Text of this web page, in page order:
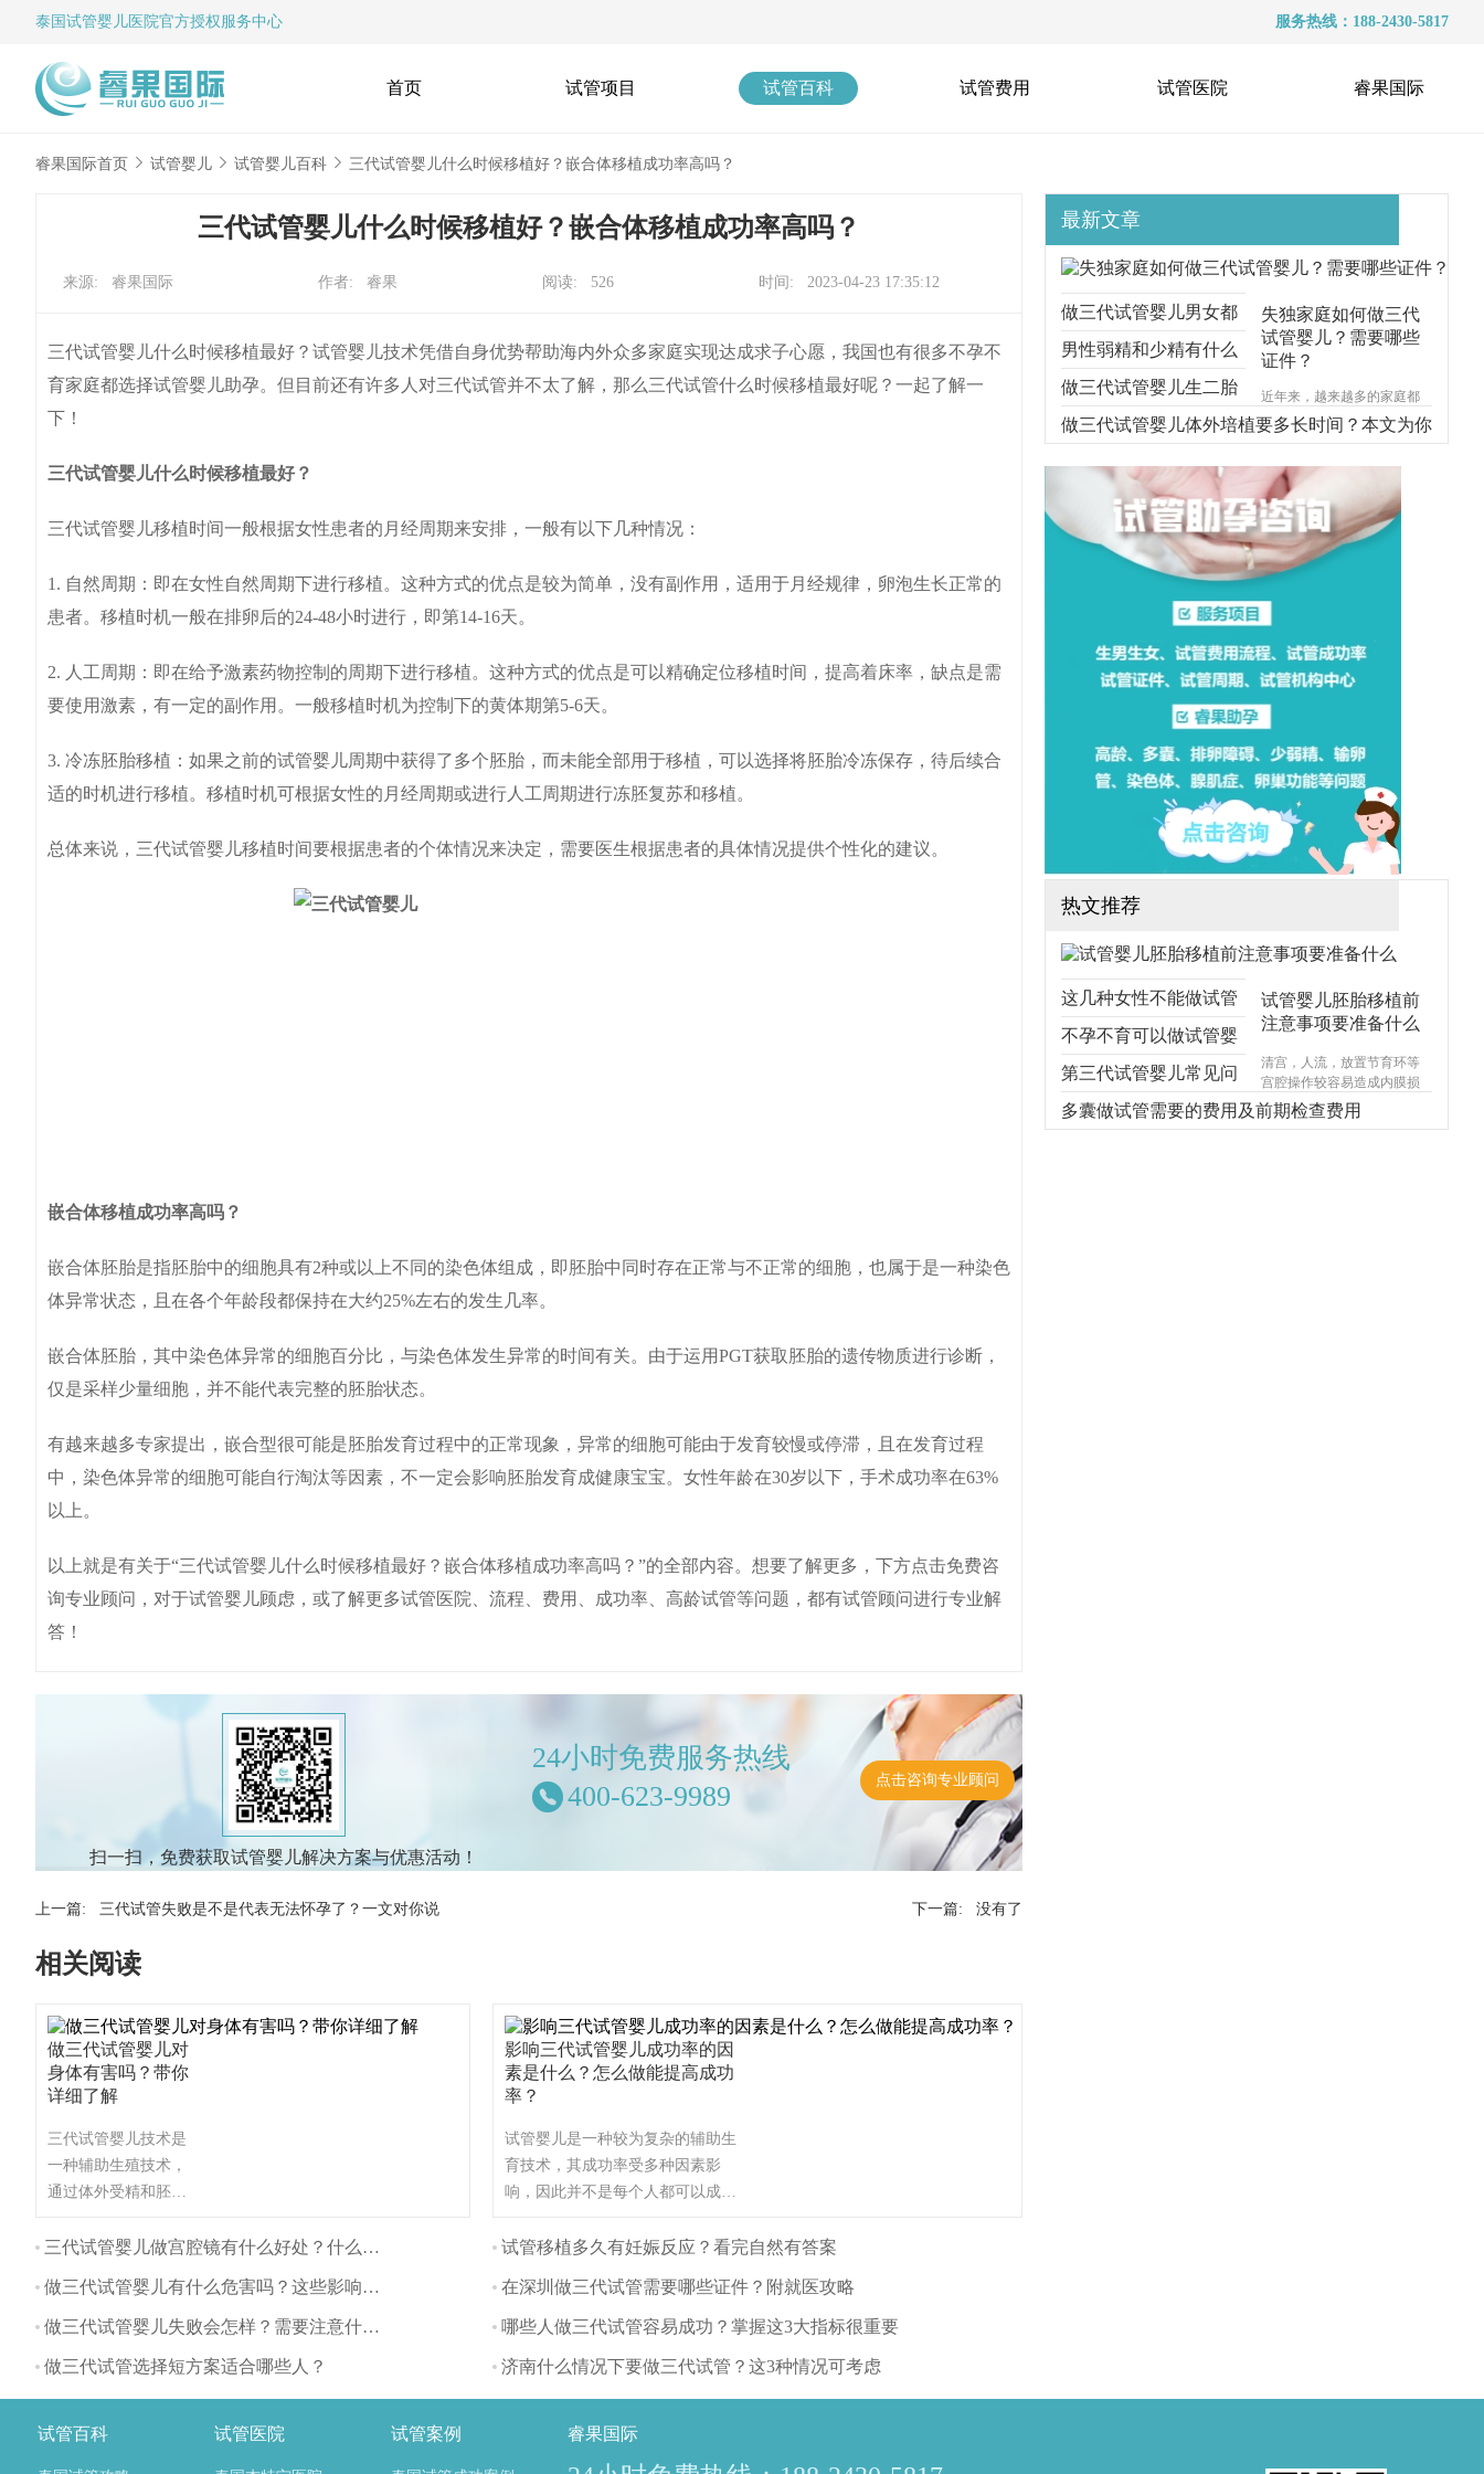
泰国试管婴儿 医院官方授权服务中心 服务热线：188-2430-5817
首页 试管项目 试管百科 试管费用 试管医院 睿果国际
睿果国际首页 试管婴儿 试管婴儿百科 三代试管婴儿什么时候移植好？嵌合体移植成功率高吗？
三代试管婴儿什么时候移植好？嵌合体移植成功率高吗？
来源: 睿果国际 作者: 睿果 阅读: 526 时间: 2023-04-23 17:35:12
三代试管婴儿什么时候移植最好？​试管婴儿技术凭借自身优势帮助海内外众多家庭实现达成求子心愿，我国也有很多不孕不
育家庭都选择试管婴儿助孕。但目前还有许多人对三代试管并不太了解，那么三代试管什么时候移植最好呢？一起了解一
下！
三代试管婴儿什么时候移植最好？
三代试管婴儿移植时间一般根据女性患者的月经周期来安排，一般有以下几种情况：
1. 自然周期：即在女性自然周期下进行移植。这种方式的优点是较为简单，没有副作用，适用于月经规律，卵泡生长正常的
患者。移植时机一般在排卵后的24-48小时进行，即第14-16天。
2. 人工周期：即在给予激素药物控制的周期下进行移植。这种方式的优点是可以精确定位移植时间，提高着床率，缺点是需
要使用激素，有一定的副作用。一般移植时机为控制下的黄体期第5-6天。
3. 冷冻胚胎移植：如果之前的试管婴儿周期中获得了多个胚胎，而未能全部用于移植，可以选择将胚胎冷冻保存，待后续合
适的时机进行移植。移植时机可根据女性的月经周期或进行人工周期进行冻胚复苏和移植。
总体来说，三代试管婴儿移植时间要根据患者的个体情况来决定，需要医生根据患者的具体情况提供个性化的建议。
嵌合体移植成功率高吗？
嵌合体胚胎是指胚胎中的细胞具有2种或以上不同的染色体组成，即胚胎中同时存在正常与不正常的细胞，也属于是一种染色
体异常状态，且在各个年龄段都保持在大约25%左右的发生几率。
嵌合体胚胎，其中染色体异常的细胞百分比，与染色体发生异常的时间有关。由于运用PGT获取胚胎的遗传物质进行诊断，
仅是采样少量细胞，并不能代表完整的胚胎状态。
有越来越多专家提出，嵌合型很可能是胚胎发育过程中的正常现象，异常的细胞可能由于发育较慢或停滞，且在发育过程
中，染色体异常的细胞可能自行淘汰等因素，不一定会影响胚胎发育成健康宝宝。女性年龄在30岁以下，手术成功率在63%
以上。
以上就是有关于“三代试管婴儿什么时候移植最好？嵌合体移植成功率高吗？”的全部内容。想要了解更多，下方点击免费咨
询专业顾问，对于试管婴儿顾虑，或了解更多试管医院、流程、费用、成功率、高龄试管等问题，都有试管顾问进行专业解
答！
扫一扫，免费获取试管婴儿解决方案与优惠活动！
24小时免费服务热线
400-623-9989
点击咨询专业顾问
上一篇: 三代试管失败是不是代表无法怀孕了？一文对你说 下一篇: 没有了
相关阅读
做三代试管婴儿对
身体有害吗？带你
详细了解
三代试管婴儿技术是
一种辅助生殖技术，
通过体外受精和胚胎
不育夫妇生育。与自
管婴儿对身体的影响
主要体现在以下几个
三代试管婴儿做宫腔镜有什么好处？什么时间做最好？
做三代试管婴儿有什么危害吗？这些影响要注意
做三代试管婴儿失败会怎样？需要注意什么？
做三代试管选择短方案适合哪些人？
影响三代试管婴儿成功率的因
素是什么？怎么做能提高成功
率？
试管婴儿是一种较为复杂的辅助生
育技术，其成功率受多种因素影
响，因此并不是每个人都可以成
也有可能有些人做试管婴儿不能成
要因素有哪些呢？（如果还想了解
更多的试管婴儿流程、费用、成功
问，解决相关问题）
试管移植多久有妊娠反应？看完自然有答案
在深圳做三代试管需要哪些证件？附就医攻略
哪些人做三代试管容易成功？掌握这3大指标很重要
济南什么情况下要做三代试管？这3种情况可考虑
最新文章
失独家庭如何做三代
试管婴儿？需要哪些
证件？
近年来，越来越多的家庭都
遭受着失去孩子的痛苦，对
于失独家庭的来说，再生育
安慰方式。那么，失独家庭
想做三代试管可行吗？需要
哪些手续？（如果还想了解
更多的试管婴儿流程、费
用、成功率，可点击在线咨
询，询问专业顾问，解决相
做三代试管婴儿男女都
要准备什么？本文跟你
说明一切
男性弱精和少精有什么
区别？能不能做三代试
管？
做三代试管婴儿生二胎
要考虑什么问题？本文
给你解释清楚
做三代试管婴儿体外培植要多长时间？本文为你
步步分解
热文推荐
试管婴儿胚胎移植前
注意事项要准备什么
清宫，人流，放置节育环等
宫腔操作较容易造成内膜损
伤，使基底层受损，造成宫
腔内形成粘连，宫腔形态异
这几种女性不能做试管
婴儿，不能！不能！不
能！
不孕不育可以做试管婴
儿吗？
第三代试管婴儿常见问
题，你想知道的都在
多囊做试管需要的费用及前期检查费用
试管百科 试管医院 试管案例 睿果国际